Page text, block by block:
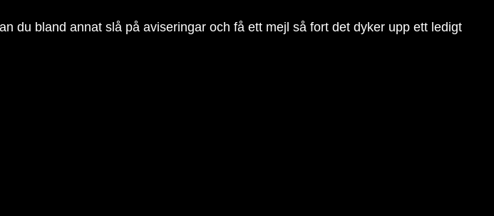
du bland annat slå på aviseringar och få ett mejl så fort det dyker upp ett ledigt